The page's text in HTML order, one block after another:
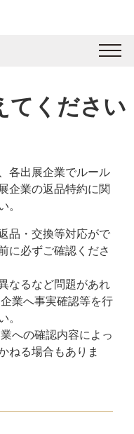
運営会社
てください
各出展企業でルール
企業の返品特約に関
。
品・交換等対応がで
に必ずご確認くださ
なるなど問題があれ
業へ事実確認等を行
。
への確認内容によっ
ねる場合もありま